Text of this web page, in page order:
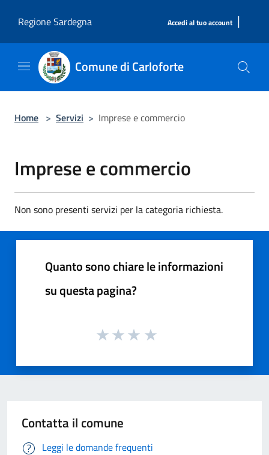
Regione Sardegna
Accedi al tuo account |
Comune di Carloforte
Home > Servizi > Imprese e commercio
Imprese e commercio
Non sono presenti servizi per la categoria richiesta.
Quanto sono chiare le informazioni
su questa pagina?
Contatta il comune
Leggi le domande frequenti